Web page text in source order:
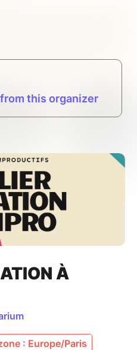
this organizer
À
: Europe/Paris